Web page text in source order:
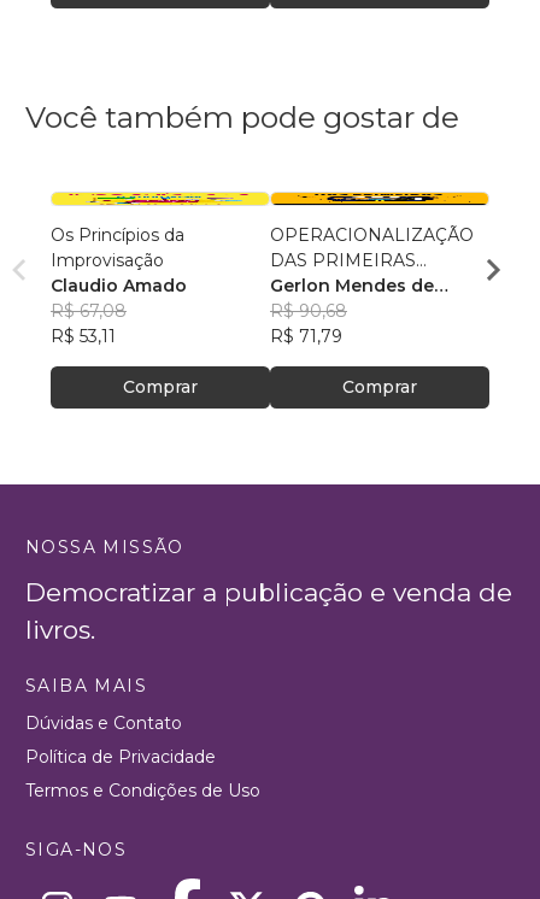
Você também pode gostar de
Os Princípios da
Improvisação
Claudio Amado
R$ 67,08
R$ 53,11
Comprar
OPERACIONALIZAÇÃO
DAS PRIMEIRAS
RESPOSTAS
Gerlon Mendes de
Souza
R$ 90,68
R$ 71,79
Comprar
R$
NOSSA MISSÃO
Democratizar a publicação e venda de
livros.
SAIBA MAIS
Dúvidas e Contato
Política de Privacidade
Termos e Condições de Uso
SIGA-NOS